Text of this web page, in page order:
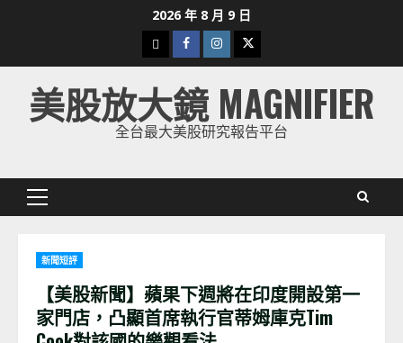
2026 年 8 月 9 日
下
載
美
股
Facebook
Instagram
Twitter
美股放大鏡 MAGNIFIER
全台最大美股研究報告平台
Primary
新聞短評
【美股新聞】蘋果下週將在印度開設第一
家門店，凸顯首席執行官蒂姆庫克Tim